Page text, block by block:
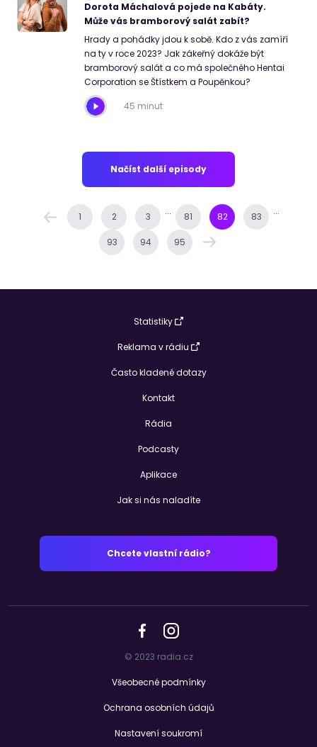
Dorota Máchalová pojede na Kabáty.
Může vás bramborový salát zabít?
Hrady a pohádky jdou k sobě. Kdo z vás zamíří
na ty v roce 2023? Jak zákeřný dokáže být
bramborový salát a co má společného Hentai
Corporation se Štístkem a Poupěnkou?
45 minut
Načíst další episody
1 2 3 ... 81 82 83 ...
93 94 95
Statistiky
Reklama v rádiu
Často kladené dotazy
Kontakt
Rádia
Podcasty
Aplikace
Jak si nás naladíte
Chcete vlastní rádio?
© 2023 radia.cz
Všeobecné podmínky
Ochrana osobních údajů
Nastavení soukromí